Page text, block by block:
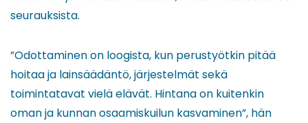
seurauksista.
”Odottaminen on loogista, kun perustyötkin pitää
hoitaa ja lainsäädäntö, järjestelmät sekä
toimintatavat vielä elävät. Hintana on kuitenkin
oman ja kunnan osaamiskuilun kasvaminen”, hän